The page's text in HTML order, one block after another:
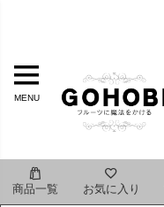
MENU
商品一覧 お気に入り